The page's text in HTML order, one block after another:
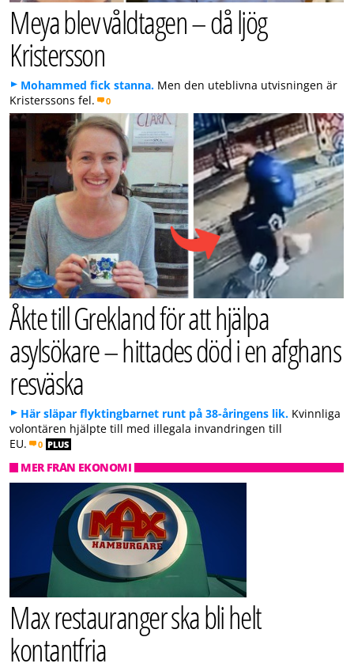
Meya blev våldtagen – då ljög
Kristersson
Mohammed fick stanna. Men den uteblivna utvisningen är
Kristerssons fel.
0
Åkte till Grekland för att hjälpa
asylsökare – hittades död i en afghans
resväska
Här släpar flyktingbarnet runt på 38-åringens lik. Kvinnliga
volontären hjälpte till med illegala invandringen till
EU.
0 PLUS
MER FRÅN EKONOMI
Max restauranger ska bli helt
kontantfria